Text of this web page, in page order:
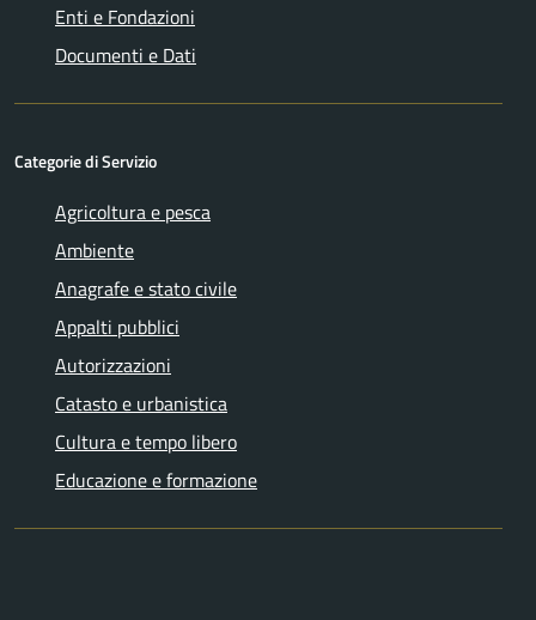
Enti e Fondazioni
Documenti e Dati
Categorie di Servizio
Agricoltura e pesca
Ambiente
Anagrafe e stato civile
Appalti pubblici
Autorizzazioni
Catasto e urbanistica
Cultura e tempo libero
Educazione e formazione